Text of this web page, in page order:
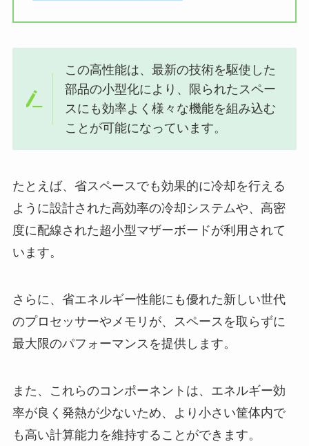
この高性能は、最新の技術を駆使した
部品の小型化により、限られたスペー
スにも効率よく様々な機能を組み込む
ことが可能になっています。
たとえば、省スペースでも効果的に冷却を行える
ように設計された高効率の冷却システムや、高密
度に配線された超小型マザーボードが利用されて
います。
さらに、省エネルギー性能にも優れた新しい世代
のプロセッサーやメモリが、スペースを取らずに
最大限のパフォーマンスを提供します。
また、これらのコンポーネントは、エネルギー効
率が良く発熱が少ないため、より小さい筐体内で
も高い計算能力を維持することができます。